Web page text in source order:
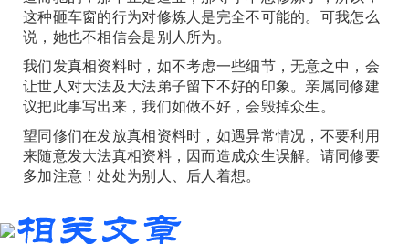
这种砸车窗的行为对修炼人是完全不可能的。可我怎么
说，她也不相信会是别人所为。
我们发真相资料时，如不考虑一些细节，无意之中，会
让世人对大法及大法弟子留下不好的印象。亲属同修建
议把此事写出来，我们如做不好，会毁掉众生。
望同修们在发放真相资料时，如遇异常情况，不要利用
来随意发大法真相资料，因而造成众生误解。请同修要
多加注意！处处为别人、后人着想。